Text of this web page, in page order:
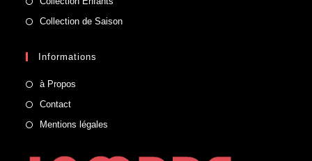
Collection de Saison
Informations
à Propos
Contact
Mentions légales